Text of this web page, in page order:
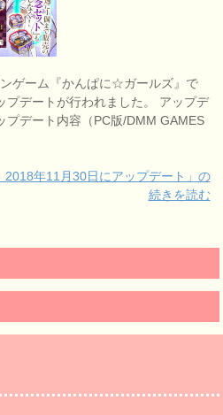
ゲーム『かんぱに☆ガールズ』で
プデートが行われました。 アップデ
プデート内容（PC版/DMM GAMES
2018年11月30日にアップデート」の
続きを読む